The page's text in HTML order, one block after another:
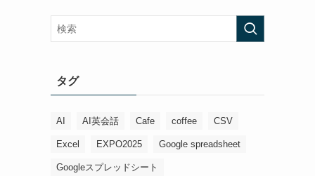
タグ
AI AI英会話 Cafe coffee CSV
Excel EXPO2025 Google spreadsheet
Googleスプレッドシート